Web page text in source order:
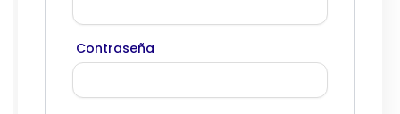
Contraseña